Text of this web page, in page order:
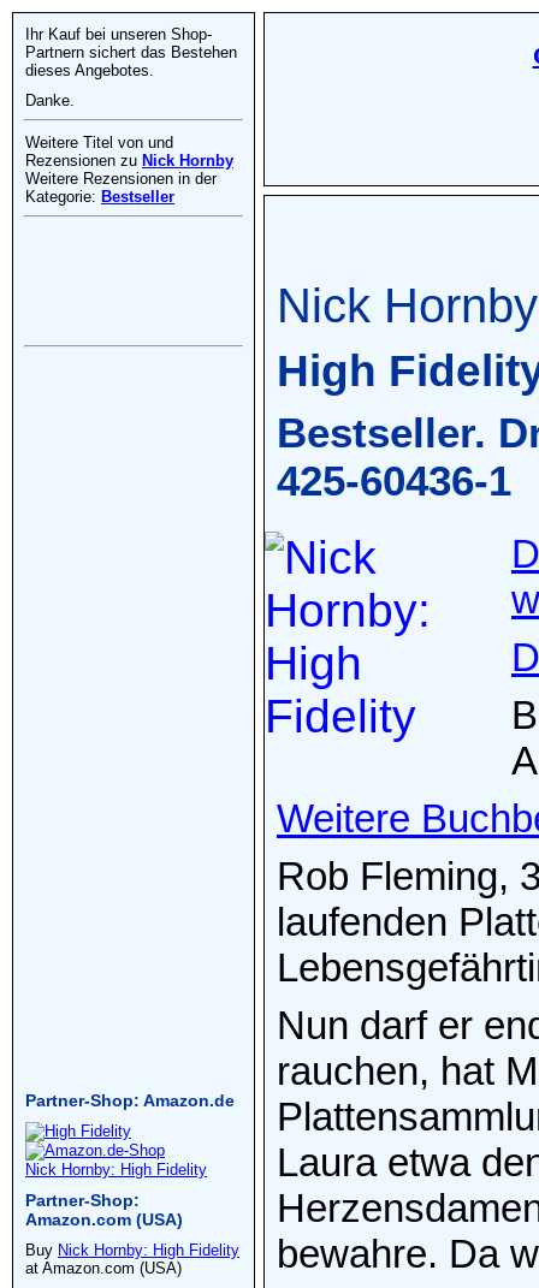
Nick Hornby
High
Bestseller.
425-60436-1
Weitere
Rob Fleming,
laufenden
Nun darf er
rauchen, hat
Laura etwa
bewahre. Da
Ihr Kauf bei unseren Shop-
Partnern sichert das Bestehen
dieses Angebotes.
Danke.
Weitere Titel von und
Rezensionen zu Nick Hornby
Weitere Rezensionen in der
Kategorie: Bestseller
Partner-Shop: Amazon.de
Nick Hornby: High Fidelity
Partner-Shop:
Amazon.com (USA)
Buy Nick Hornby: High Fidelity
at Amazon.com (USA)